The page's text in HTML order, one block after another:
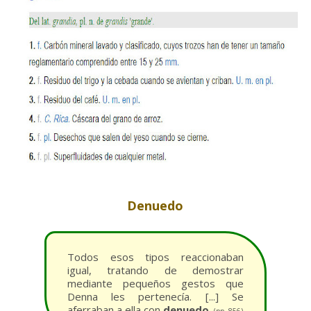
Denuedo
Todos esos tipos reaccionaban
igual, tratando de demostrar
mediante pequeños gestos que
Denna les pertenecía. [...] Se